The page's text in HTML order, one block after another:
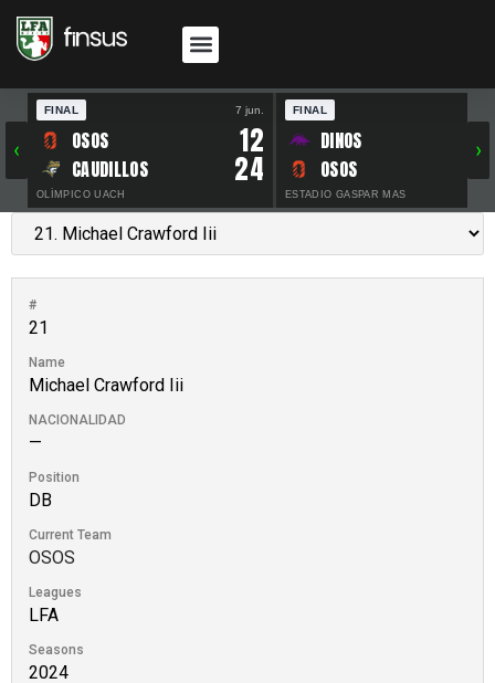
‹
FINAL 7 jun.
OSOS 12
CAUDILLOS 24
OLÍMPICO UACH
FINAL
DINOS
OSOS
ESTADIO GASPAR MAS
›
#
21
Name
Michael Crawford Iii
NACIONALIDAD
—
Position
DB
Current Team
OSOS
Leagues
LFA
Seasons
2024